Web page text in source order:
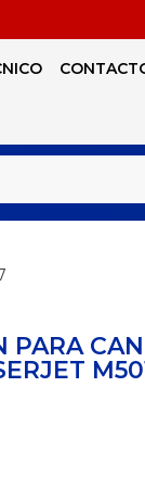
PARA